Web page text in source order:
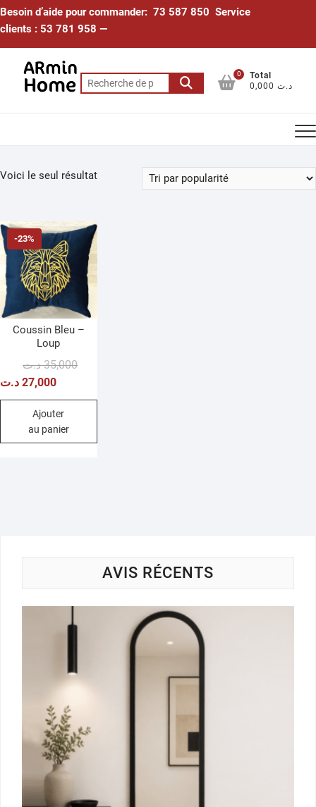
Skip
to
Besoin d’aide pour commander: 73 587 850 Service
clients : 53 781 958 —
Recherche
pour :
0
Total
0,000 د.ت
Voici le seul résultat
-23%
Coussin Bleu –
Loup
35,000 د.ت
Le
initial
27,000 د.ت
Le
actuel
Ajouter
au panier
AVIS RÉCENTS